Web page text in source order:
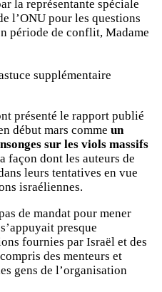
la représentante spéciale
l’ONU pour les questions
période de conflit, Madame
supplémentaire
présenté le rapport publié
début mars comme un
sur les viols massifs
façon dont les auteurs de
leurs tentatives en vue
israéliennes.
de mandat pour mener
presque
fournies par Israël et des
des menteurs et
gens de l’organisation